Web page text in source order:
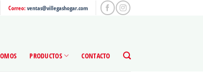
Correo:ventas@villegashogar.com
PRODUCTOS CONTACTO